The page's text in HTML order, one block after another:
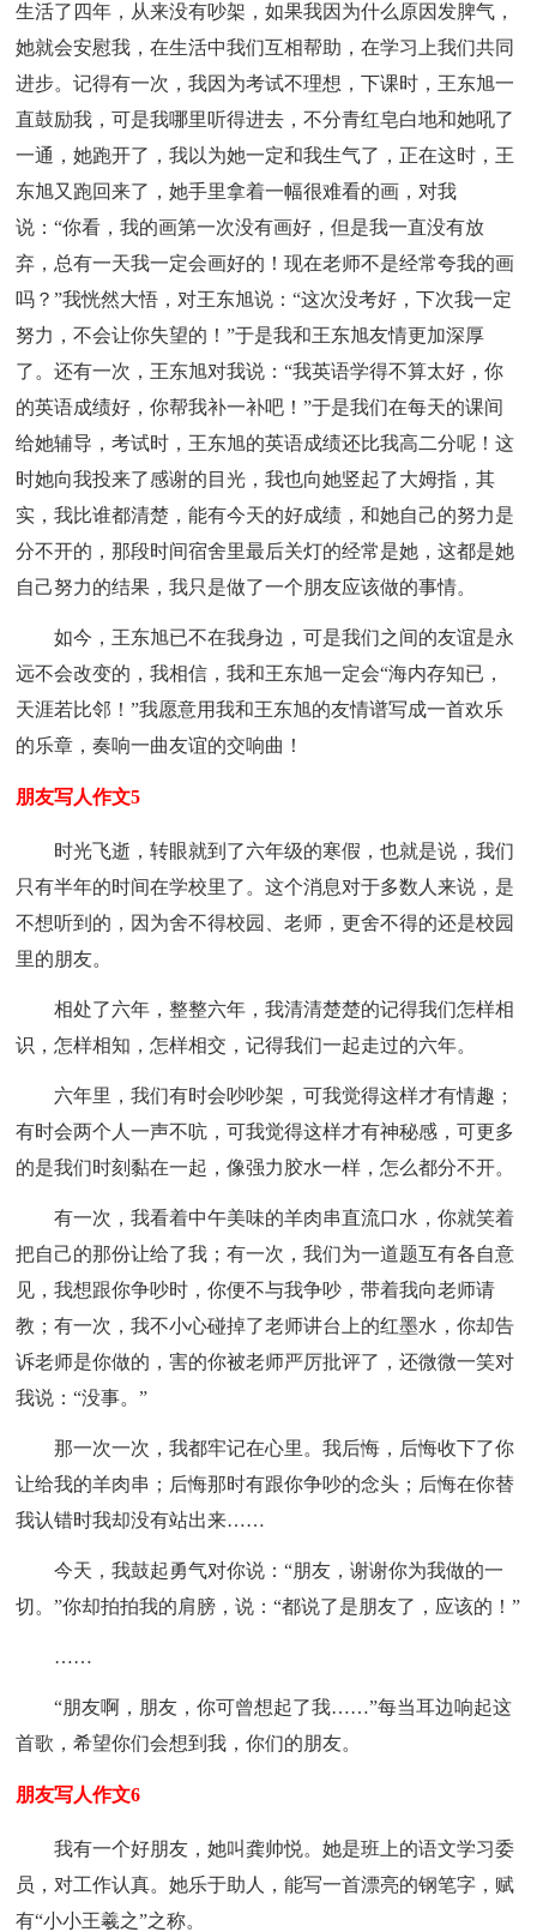
生活了四年，从来没有吵架，如果我因为什么原因发脾气，
她就会安慰我，在生活中我们互相帮助，在学习上我们共同
进步。记得有一次，我因为考试不理想，下课时，王东旭一
直鼓励我，可是我哪里听得进去，不分青红皂白地和她吼了
一通，她跑开了，我以为她一定和我生气了，正在这时，王
东旭又跑回来了，她手里拿着一幅很难看的画，对我
说：“你看，我的画第一次没有画好，但是我一直没有放
弃，总有一天我一定会画好的！现在老师不是经常夸我的画
吗？”我恍然大悟，对王东旭说：“这次没考好，下次我一定
努力，不会让你失望的！”于是我和王东旭友情更加深厚
了。还有一次，王东旭对我说：“我英语学得不算太好，你
的英语成绩好，你帮我补一补吧！”于是我们在每天的课间
给她辅导，考试时，王东旭的英语成绩还比我高二分呢！这
时她向我投来了感谢的目光，我也向她竖起了大姆指，其
实，我比谁都清楚，能有今天的好成绩，和她自己的努力是
分不开的，那段时间宿舍里最后关灯的经常是她，这都是她
自己努力的结果，我只是做了一个朋友应该做的事情。
如今，王东旭已不在我身边，可是我们之间的友谊是永
远不会改变的，我相信，我和王东旭一定会“海内存知已，
天涯若比邻！”我愿意用我和王东旭的友情谱写成一首欢乐
的乐章，奏响一曲友谊的交响曲！
朋友写人作文5
时光飞逝，转眼就到了六年级的寒假，也就是说，我们
只有半年的时间在学校里了。这个消息对于多数人来说，是
不想听到的，因为舍不得校园、老师，更舍不得的还是校园
里的朋友。
相处了六年，整整六年，我清清楚楚的记得我们怎样相
识，怎样相知，怎样相交，记得我们一起走过的六年。
六年里，我们有时会吵吵架，可我觉得这样才有情趣；
有时会两个人一声不吭，可我觉得这样才有神秘感，可更多
的是我们时刻黏在一起，像强力胶水一样，怎么都分不开。
有一次，我看着中午美味的羊肉串直流口水，你就笑着
把自己的那份让给了我；有一次，我们为一道题互有各自意
见，我想跟你争吵时，你便不与我争吵，带着我向老师请
教；有一次，我不小心碰掉了老师讲台上的红墨水，你却告
诉老师是你做的，害的你被老师严厉批评了，还微微一笑对
我说：“没事。”
那一次一次，我都牢记在心里。我后悔，后悔收下了你
让给我的羊肉串；后悔那时有跟你争吵的念头；后悔在你替
我认错时我却没有站出来……
今天，我鼓起勇气对你说：“朋友，谢谢你为我做的一
切。”你却拍拍我的肩膀，说：“都说了是朋友了，应该的！”
……
“朋友啊，朋友，你可曾想起了我……”每当耳边响起这
首歌，希望你们会想到我，你们的朋友。
朋友写人作文6
我有一个好朋友，她叫龚帅悦。她是班上的语文学习委
员，对工作认真。她乐于助人，能写一首漂亮的钢笔字，赋
有“小小王羲之”之称。